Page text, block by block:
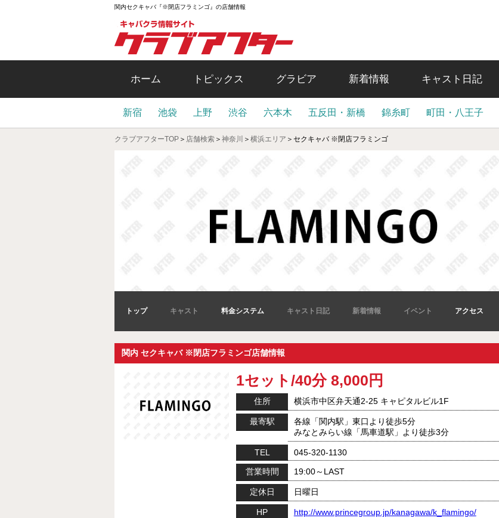
関内セクキャバ『※閉店フラミンゴ』の店舗情報
ホーム トピックス グラビア 新着情報 キャスト日記
新宿 池袋 上野 渋谷 六本木 五反田・新橋 錦糸町 町田・八王子
クラブアフターTOP ＞ 店舗検索 ＞ 神奈川 ＞ 横浜エリア ＞ セクキャバ ※閉店フラミンゴ
トップ キャスト 料金システム キャスト日記 新着情報 イベント アクセス
関内 セクキャバ ※閉店フラミンゴ店舗情報
1セット/40分 8,000円
住所 横浜市中区弁天通2-25 キャピタルビル1F
最寄駅
各線「関内駅」東口より徒歩5分
みなとみらい線「馬車道駅」より徒歩3分
TEL
045-320-1130
営業時間
19:00～LAST
定休日 日曜日
HP http://www.princegroup.jp/kanagawa/k_flamingo/